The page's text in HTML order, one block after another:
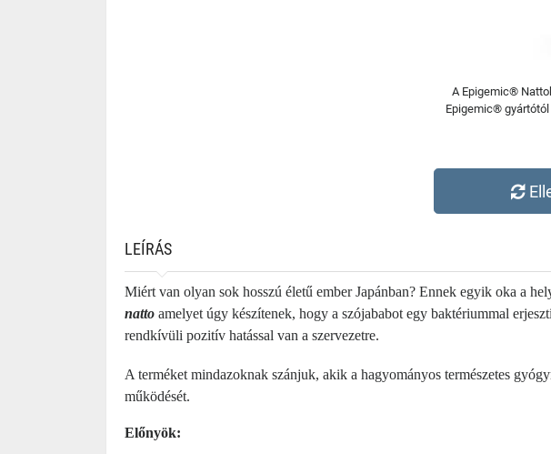
A Epigemic®
Epigemic® gyártótól
LEÍRÁS
Miért van olyan sok hosszú életű ember Japánban? Ennek egyik oka a
natto amelyet úgy készítenek, hogy a szójababot egy baktériummal
rendkívüli pozitív hatással van a szervezetre.
A terméket mindazoknak szánjuk, akik a hagyományos természetes
működését.
Előnyök: